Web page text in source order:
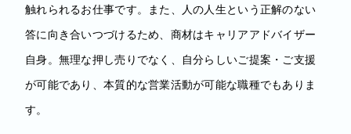
触れられるお仕事です。また、人の人生という正解のない
答に向き合いつづけるため、商材はキャリアアドバイザー
自身。無理な押し売りでなく、自分らしいご提案・ご支援
が可能であり、本質的な営業活動が可能な職種でもありま
す。